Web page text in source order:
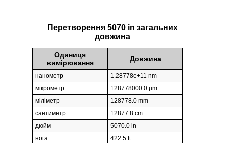
Перетворення 5070 in загальних
довжина
Одиниця
вимірювання
Довжина
нанометр
1.28778e+11 nm
мікрометр
128778000.0 µm
міліметр
128778.0 mm
сантиметр
12877.8 cm
дюйм
5070.0 in
нога
422.5 ft